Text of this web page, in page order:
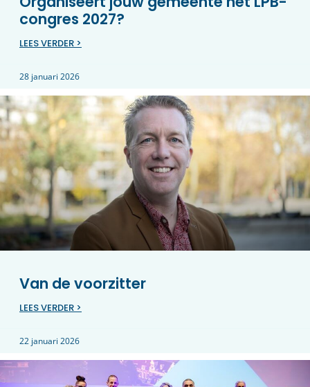
congres 2027?
LEES VERDER >
28 januari 2026
Van de voorzitter
LEES VERDER >
22 januari 2026